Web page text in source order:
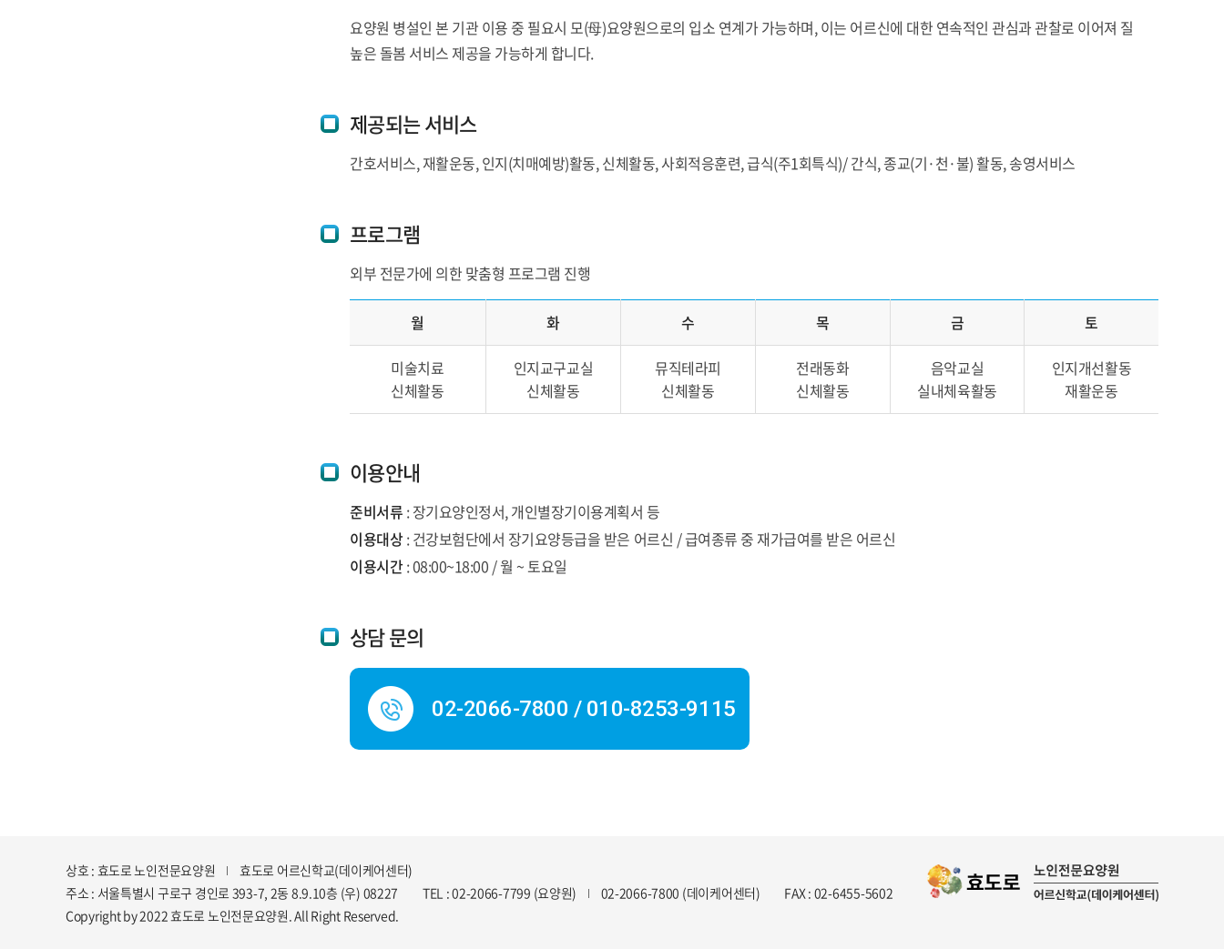
요양원 병설인 본 기관 이용 중 필요시 모(母)요양원으로의 입소 연계가 가능하며, 이는 어르신에 대한 연속적인 관심과 관찰로 이어져 질
높은 돌봄 서비스 제공을 가능하게 합니다.
제공되는 서비스
간호서비스, 재활운동, 인지(치매예방)활동, 신체활동, 사회적응훈련, 급식(주1회특식)/ 간식, 종교(기·천·불) 활동, 송영서비스
프로그램
외부 전문가에 의한 맞춤형 프로그램 진행
월 화 수 목 금 토
미술치료
신체활동
인지교구교실
신체활동
뮤직테라피
신체활동
전래동화
신체활동
음악교실
실내체육활동
인지개선활동
재활운동
이용안내
준비서류 : 장기요양인정서, 개인별장기이용계획서 등
이용대상: 건강보험단에서 장기요양등급을 받은 어르신 / 급여종류 중 재가급여를 받은 어르신
이용시간: 08:00~18:00 / 월 ~ 토요일
상담 문의
02-2066-7800 / 010-8253-9115
상호 : 효도로 노인전문요양원
효도로 어르신학교(데이케어센터)
주소 : 서울특별시 구로구 경인로 393-7, 2동 8.9.10층 (우) 08227
TEL : 02-2066-7799 (요양원) 02-2066-7800 (데이케어센터)
FAX : 02-6455-5602
Copyright by 2022 효도로 노인전문요양원. All Right Reserved.